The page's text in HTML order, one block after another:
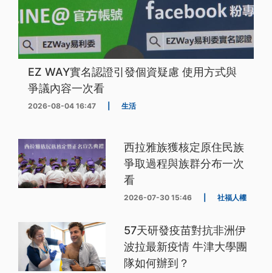
EZ WAY實名認證引發個資疑慮 使用方式與
爭議內容一次看
2026-08-04 16:47 生活
西拉雅族獲核定原住民族
爭取過程與族群分布一次
看
2026-07-30 15:46 社福人權
57天研發疫苗對抗非洲伊
波拉最新疫情 牛津大學團
隊如何辦到？